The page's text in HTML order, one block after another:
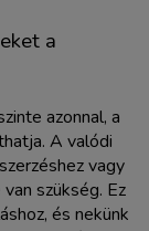
a
azonnal, a
A valódi
vagy
szükség. Ez
és nekünk